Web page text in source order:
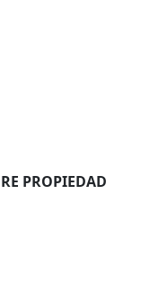
PROPIEDAD